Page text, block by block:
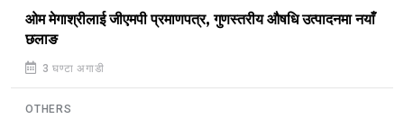
ओम मेगाश्रीलाई जीएमपी प्रमाणपत्र, गुणस्तरीय औषधि उत्पादनमा नयाँ
छलाङ
3 घण्टा अगाडी
OTHERS